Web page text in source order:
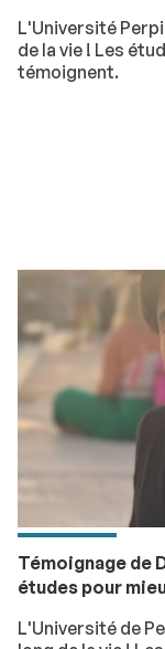
L'Université
de la vie ! Les
témoignent.
Témoignage de
études pour
L'Université de